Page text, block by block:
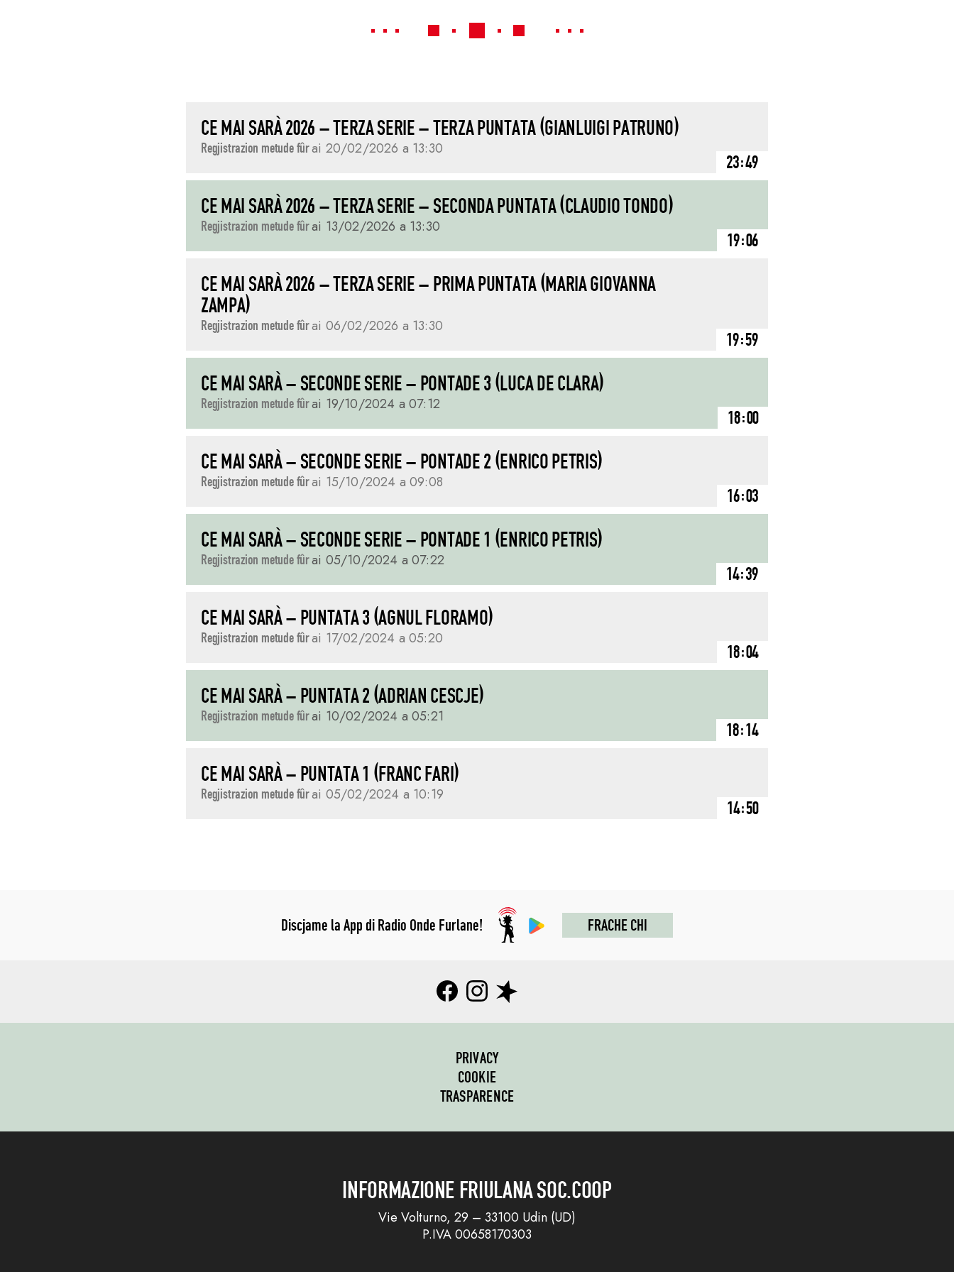
CE MAI SARÀ 2026 – TERZA SERIE – TERZA PUNTATA (GIANLUIGI PATRUNO)
Regjistrazion metude fûrai 20/02/2026 a 13:30
23:49
CE MAI SARÀ 2026 – TERZA SERIE – SECONDA PUNTATA (CLAUDIO TONDO)
Regjistrazion metude fûrai 13/02/2026 a 13:30
19:06
CE MAI SARÀ 2026 – TERZA SERIE – PRIMA PUNTATA (MARIA GIOVANNA
ZAMPA)
Regjistrazion metude fûrai 06/02/2026 a 13:30
19:59
CE MAI SARÀ – SECONDE SERIE – PONTADE 3 (LUCA DE CLARA)
Regjistrazion metude fûrai 19/10/2024 a 07:12
18:00
CE MAI SARÀ – SECONDE SERIE – PONTADE 2 (ENRICO PETRIS)
Regjistrazion metude fûrai 15/10/2024 a 09:08
16:03
CE MAI SARÀ – SECONDE SERIE – PONTADE 1 (ENRICO PETRIS)
Regjistrazion metude fûrai 05/10/2024 a 07:22
14:39
CE MAI SARÀ – PUNTATA 3 (AGNUL FLORAMO)
Regjistrazion metude fûrai 17/02/2024 a 05:20
18:04
CE MAI SARÀ – PUNTATA 2 (ADRIAN CESCJE)
Regjistrazion metude fûrai 10/02/2024 a 05:21
18:14
CE MAI SARÀ – PUNTATA 1 (FRANC FARI)
Regjistrazion metude fûrai 05/02/2024 a 10:19
14:50
Discjame la App di Radio Onde Furlane! FRACHE CHI
PRIVACY
COOKIE
TRASPARENCE
INFORMAZIONE FRIULANA SOC.COOP
Vie Volturno, 29 – 33100 Udin (UD)
P.IVA 00658170303